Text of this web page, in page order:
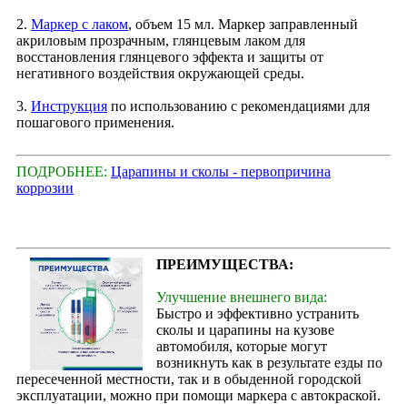
2. Маркер с лаком, объем 15 мл. Маркер заправленный
акриловым прозрачным, глянцевым лаком для
восстановления глянцевого эффекта и защиты от
негативного воздействия окружающей среды.
3. Инструкция по использованию с рекомендациями для
пошагового применения.
ПОДРОБНЕЕ: Царапины и сколы - первопричина
коррозии
ПРЕИМУЩЕСТВА:
Улучшение внешнего вида:
Быстро и эффективно устранить
сколы и царапины на кузове
автомобиля, которые могут
возникнуть как в результате езды по
пересеченной местности, так и в обыденной городской
эксплуатации, можно при помощи маркера с автокраской.